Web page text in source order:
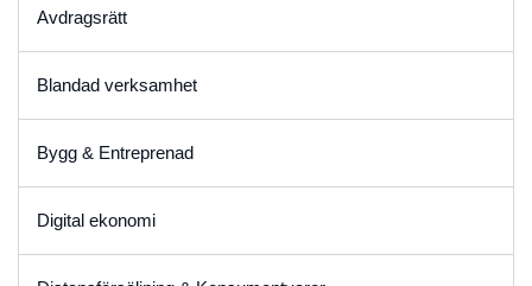
Avdragsrätt
Blandad verksamhet
Bygg & Entreprenad
Digital ekonomi